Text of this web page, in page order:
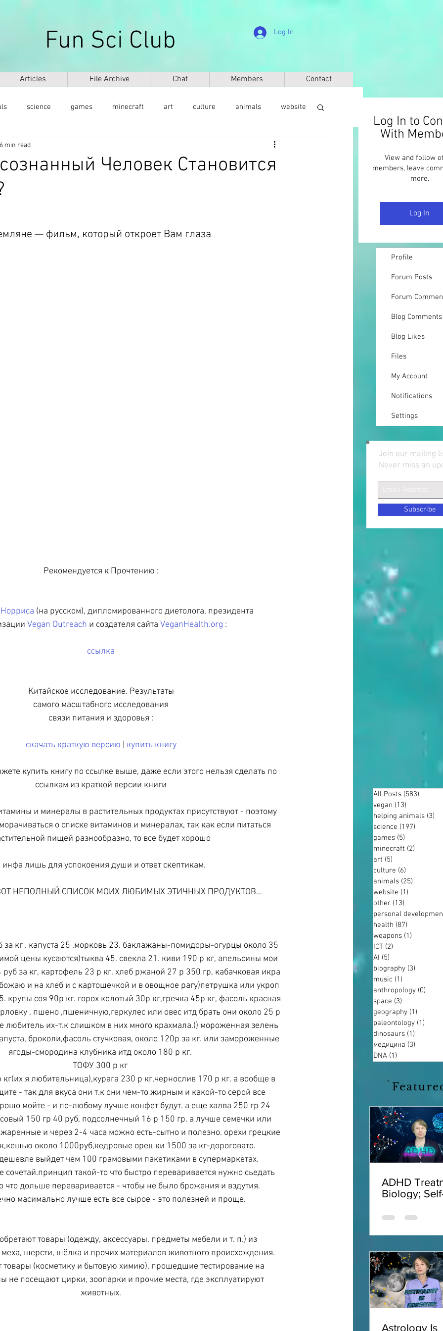
Fun Sci Club Log In
Articles File Archive Chat Members Contact
science games minecraft art culture animals website
health anthropology
Человек Становится
min read
— фильм, который откроет Вам глаза
Рекомендуется к Прочтению :
(на русском), дипломированного диетолога, президента
Vegan Outreach и создателя сайта VeganHealth.org :
ссылка
Китайское исследование. Результаты
самого масштабного исследования
связи питания и здоровья :
скачать краткую версию купить книгу
купить книгу по ссылке выше, даже если этого нельзя сделать по
ссылкам из краткой версии книги
и минералы в растительных продуктах присутствуют - поэтому
о списке витаминов и минералах, так как если питаться
пищей разнообразно, то все будет хорошо
инфа лишь для успокоения души и ответ скептикам.
НЕПОЛНЫЙ СПИСОК МОИХ ЛЮБИМЫХ ЭТИЧНЫХ ПРОДУКТОВ...
за кг . капуста 25 .морковь 23. баклажаны-помидоры-огурцы около 35
цены кусаются)тыква 45. свекла 21. киви 190 р кг, апельсины мои
за кг, картофель 23 р кг. хлеб ржаной 27 р 350 гр, кабачковая икра
и на хлеб и с картошечкой и в овощное рагу)петрушка или укроп
крупы соя 90р кг. горох колотый 30р кг,гречка 45р кг, фасоль красная
, пшено ,пшеничную,геркулес или овес итд брать они около 25 р
любитель их-т.к слишком в них много крахмала.)) мороженная зелень
броколи,фасоль стучковая, около 120р за кг. или замороженные
ягоды-смородина клубника итд около 180 р кг.
ТОФУ 300 р кг
я любительница),курага 230 р кг,чернослив 170 р кг. а вообще в
- так для вкуса они т.к они чем-то жирным и какой-то серой все
мойте - и по-любому лучше конфет будут. а еще халва 250 гр 24
150 гр 40 руб, подсолнечный 16 р 150 гр. а лучше семечки или
и через 2-4 часа можно есть-сытно и полезно. орехи грецкие
около 1000руб,кедровые орешки 1500 за кг-дороговато.
выйдет чем 100 грамовыми пакетиками в супермаркетах.
такой-то что быстро переваривается нужно сьедать
что дольше переваривается - чтобы не было брожения и вздутия.
масимально лучше есть все сырое - это полезней и проще.
товары (одежду, аксессуары, предметы мебели и т. п.) из
шерсти, шёлка и прочих материалов животного происхождения.
товары (косметику и бытовую химию), прошедшие тестирование на
не посещают цирки, зоопарки и прочие места, где эксплуатируют
животных.
All Posts (583)
vegan (13)
helping animals (3)
science (197)
games (5)
minecraft (2)
art (5)
culture (6)
animals (25)
website (1)
other (13)
personal
health (87)
weapons (1)
ICT (2)
AI (5)
biography (3)
music (1)
anthropology (0)
space (3)
geography (1)
paleontology (1)
dinosaurs (1)
медицина (3)
DNA (1)
ADHD
Biology;
Acceptance;
Interviews;
Astrology Is
Log In to
With
View and follow
members, leave
more.
Log In
Profile
Forum Posts
Forum
Blog Comments
Blog Likes
Files
My Account
Notifications
Settings
Join our mailing
Never miss an
Subscribe